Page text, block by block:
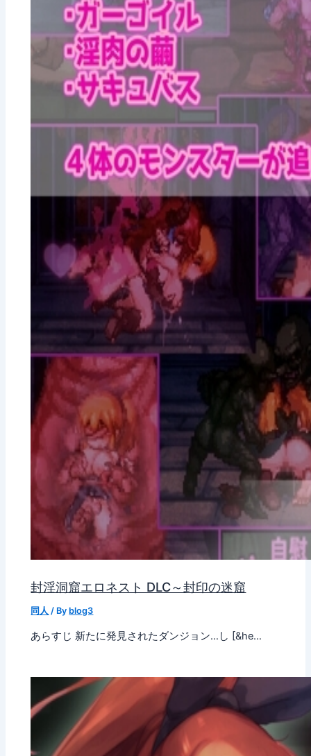
封淫洞窟エロネスト DLC～封印の迷窟
同人 / By blog3
あらすじ 新たに発見されたダンジョン…し [&he…